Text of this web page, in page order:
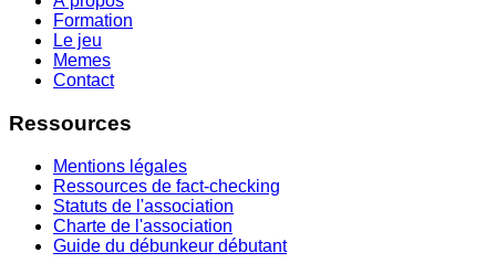
Formation
Le jeu
Memes
Contact
Ressources
Mentions légales
Ressources de fact-checking
Statuts de l'association
Charte de l'association
Guide du débunkeur débutant